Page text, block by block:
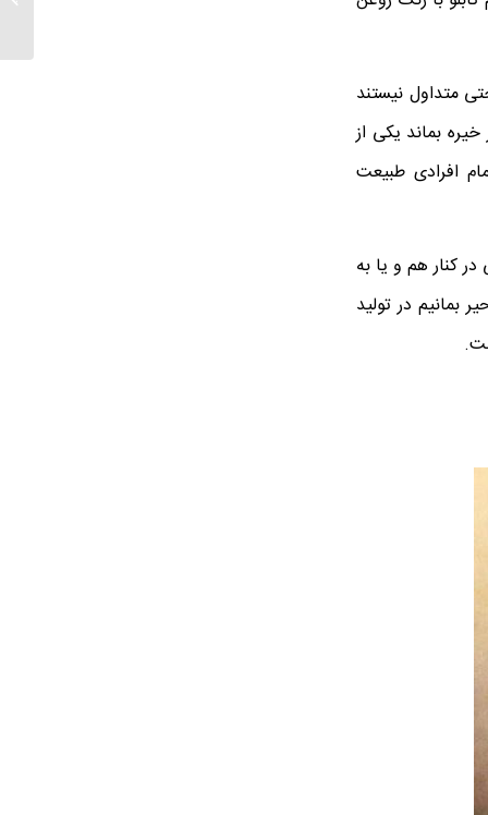
متداول نیستند
بماند یکی از
افرادی طبیعت
کنار هم و یا به
بمانیم در تولید